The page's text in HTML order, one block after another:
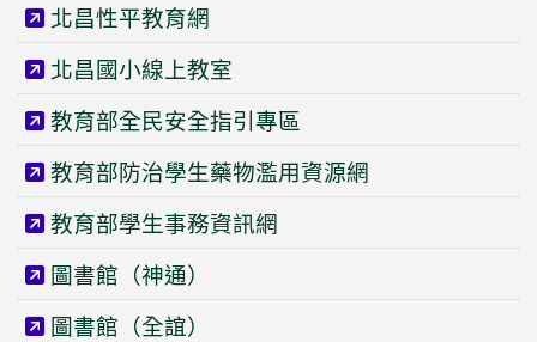
北昌性平教育網
北昌國小線上教室
教育部全民安全指引專區
教育部防治學生藥物濫用資源網
教育部學生事務資訊網
圖書館（神通）
圖書館（全誼）